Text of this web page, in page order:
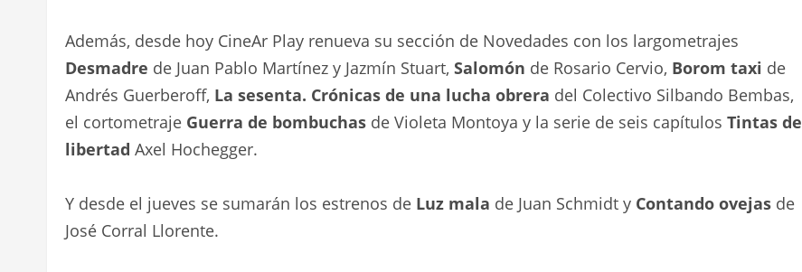
Además, desde hoy CineAr Play renueva su sección de Novedades con los largometrajes
Desmadre de Juan Pablo Martínez y Jazmín Stuart, Salomón de Rosario Cervio, Borom taxi de
Andrés Guerberoff, La sesenta. Crónicas de una lucha obrera del Colectivo Silbando Bembas,
el cortometraje Guerra de bombuchas de Violeta Montoya y la serie de seis capítulos Tintas de
libertad Axel Hochegger.
Y desde el jueves se sumarán los estrenos de Luz mala de Juan Schmidt y Contando ovejas de
José Corral Llorente.